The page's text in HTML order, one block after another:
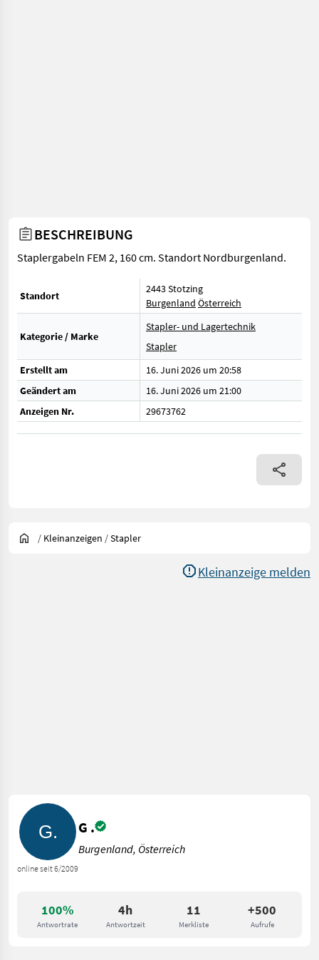
BESCHREIBUNG
Staplergabeln FEM 2, 160 cm. Standort Nordburgenland.
Standort
2443 Stotzing
Burgenland Österreich
Kategorie / Marke
Stapler- und Lagertechnik
Stapler
Erstellt am
16. Juni 2026 um 20:58
Geändert am
16. Juni 2026 um 21:00
Anzeigen Nr.
29673762
/ Kleinanzeigen /Stapler
Kleinanzeige melden
100%
Antwortrate
4h
Antwortzeit
11
Merkliste
+500
Aufrufe
online seit 6/2009
G .
Burgenland, Österreich